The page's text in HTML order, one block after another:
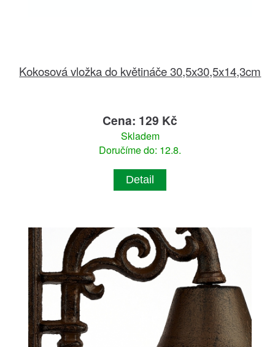
Kokosová vložka do květináče 30,5x30,5x14,3cm
Cena: 129 Kč
Skladem
Doručíme do: 12.8.
Detail